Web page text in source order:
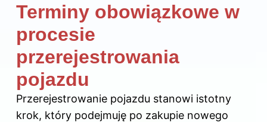
Terminy obowiązkowe w
procesie
przerejestrowania
pojazdu
Przerejestrowanie pojazdu stanowi istotny
krok, który podejmuję po zakupie nowego